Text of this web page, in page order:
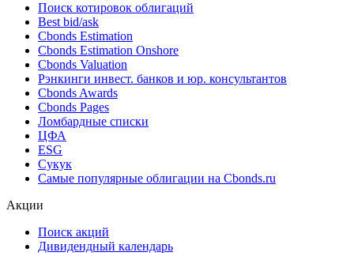
Поиск облигаций & Карты рынка
Поиск облигаций (ИИ)
Ближайшие размещения (Россия)
Поиск котировок облигаций
Best bid/ask
Cbonds Estimation
Cbonds Estimation Onshore
Cbonds Valuation
Рэнкинги инвест. банков и юр. консультантов
Cbonds Awards
Cbonds Pages
Ломбардные списки
ESG
Самые популярные облигации на Cbonds.ru